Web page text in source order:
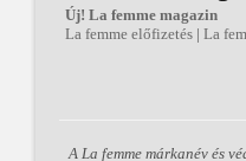
Új! La femme magazin
La femme előfizetés | La
A La femme márkanév és